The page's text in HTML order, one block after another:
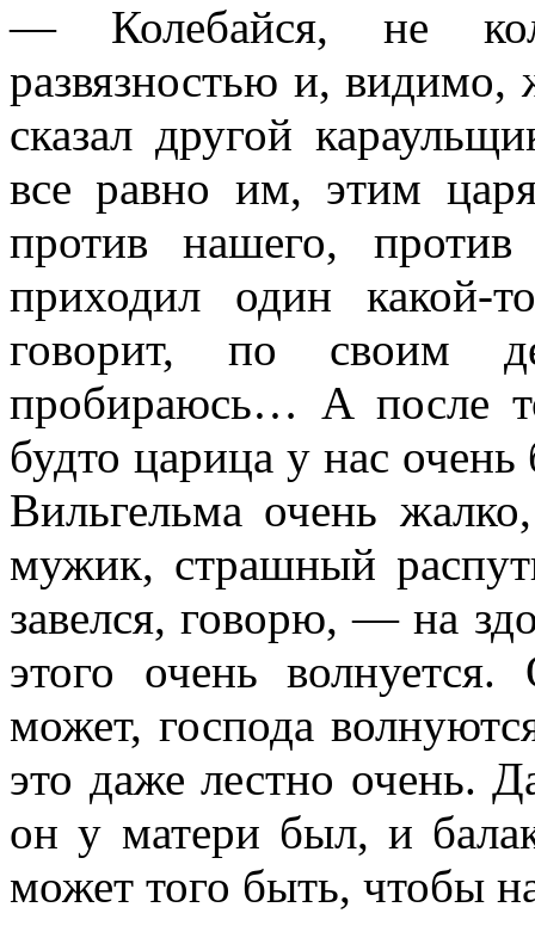
— Колебайся, не
развязностью и, видимо,
сказал другой
все равно им, этим
против нашего,
приходил один
говорит, по своим
пробираюсь… А после
будто царица у нас
Вильгельма очень
мужик, страшный
завелся, говорю, — на
этого очень
может, господа
это даже лестно очень.
он у матери был, и
может того быть, чтобы